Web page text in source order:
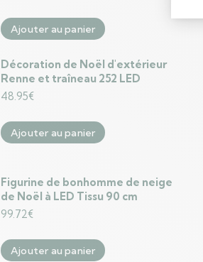
Ajouter au panier
Décoration de Noël d'extérieur
Renne et traîneau 252 LED
48.95€
Ajouter au panier
Figurine de bonhomme de neige
de Noël à LED Tissu 90 cm
99.72€
Ajouter au panier